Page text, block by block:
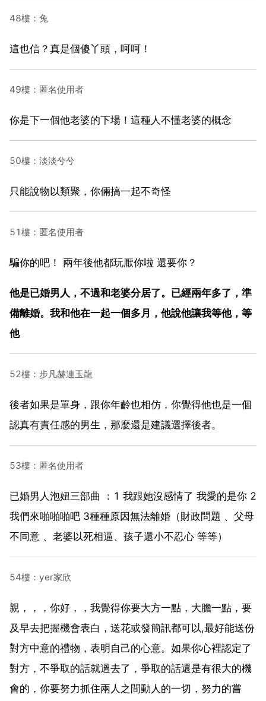
48樓：兔
這也信？真是個傻丫頭，呵呵！
49樓：匿名使用者
你是下一個他老婆的下場！這種人不懂老婆的概念
50樓：淡淡兮兮
只能說物以類聚，你倆搞一起不奇怪
51樓：匿名使用者
騙你的吧！ 兩年後他都玩厭你啦 還要你？
他是已婚男人，不過和老婆分居了。已經兩年多了，準
備離婚。我和他在一起一個多月，他說他讓我等他，等
他
52樓：步凡赫連玉龍
後者如果是單身，跟你年齡也相仿，你覺得他也是一個
認真有責任感的男生，那麼還是建議選擇後者。
53樓：匿名使用者
已婚男人泡妞三部曲 ：1 我跟她沒感情了 我愛的是你 2
我們來啪啪啪吧 3種種原因無法離婚（財政問題 、父母
不同意 、老婆以死相逼、孩子還小不忍心 等等）
54樓：yer家欣
親，，，你好，，我覺得你要大方一點，大膽一點，要
及早去把握機會表白，送花或發簡訊都可以,最好能送份
對方中意的禮物，表明自己的心意。如果你心裡認定了
對方，不爭取的話就過去了，爭取的話還是有很大的機
會的，你要努力抓住兩人之間動人的一切，努力的嘗